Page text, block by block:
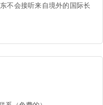
不会接听来自境外的国际长